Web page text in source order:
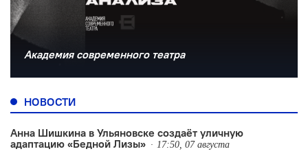
Академия современного театра
НОВОСТИ
Анна Шишкина в Ульяновске создаëт уличную
адаптацию «Бедной Лизы»
17:50, 07 августа